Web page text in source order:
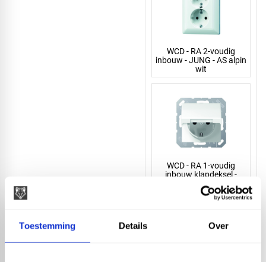
Toestemming Details Over
WCD - RA 2-voudig
inbouw - JUNG - AS alpin
wit
WCD - RA 1-voudig
inbouw klapdeksel -
JUNG - AS alpin wit